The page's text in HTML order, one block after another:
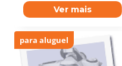
Ver mais
para aluguel